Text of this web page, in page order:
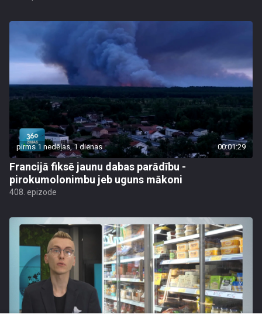
pirms 1 nedēļas, 1 dienas 00:01:29
Francijā fiksē jaunu dabas parādību -
pirokumolonimbu jeb uguns mākoni
408. epizode